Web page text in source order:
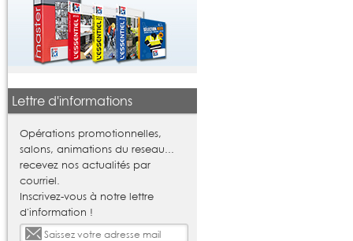
Lettre d'informations
Opérations promotionnelles,
salons, animations du reseau...
recevez nos actualités par
courriel.
Inscrivez-vous à notre lettre
d'information !